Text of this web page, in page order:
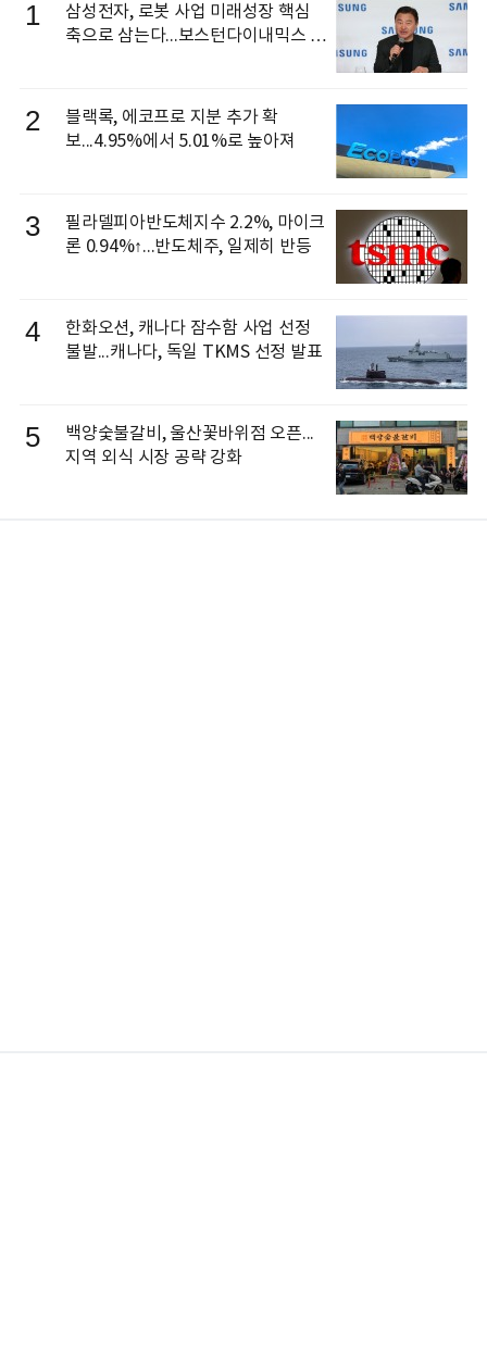
1
삼성전자, 로봇 사업 미래성장 핵심
축으로 삼는다...보스턴다이내믹스 출
2
블랙록, 에코프로 지분 추가 확
보...4.95%에서 5.01%로 높아져
3
필라델피아반도체지수 2.2%, 마이크
론 0.94%↑...반도체주, 일제히 반등
4
한화오션, 캐나다 잠수함 사업 선정
불발...캐나다, 독일 TKMS 선정 발표
5
백양숯불갈비, 울산꽃바위점 오픈...
지역 외식 시장 공략 강화